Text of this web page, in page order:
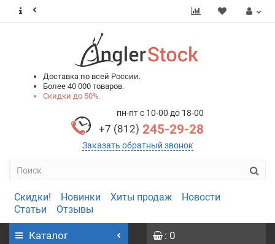
Доставка по всей России.
Более 40 000 товаров.
Скидки до 50%.
пн-пт с 10-00 до 18-00
+7 (812) 245-29-28
Заказать обратный звонок
Скидки! Новинки Хиты продаж
Новости
Статьи
Отзывы
Каталог : 0